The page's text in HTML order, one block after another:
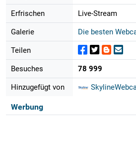
Erfrischen Live-Stream
Galerie Die besten
Teilen
Besuches 78 999
Hinzugefügt von
Werbung